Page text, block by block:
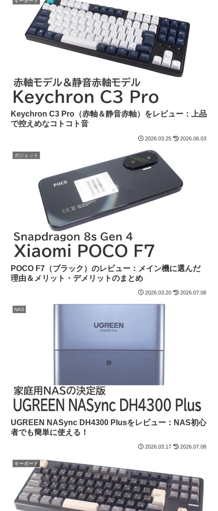
Keychron C3 Pro（赤軸＆静音赤軸）をレビュー：上品
で控えめなコトコト音
2026.03.25 2026.06.03
ガジェット
POCO F7（ブラック）のレビュー：メイン機に選んだ
理由＆メリット・デメリットのまとめ
2026.03.20 2026.07.08
NAS
UGREEN NASync DH4300 Plusをレビュー：NAS初心
者でも簡単に使える！
2026.03.17 2026.07.08
キーボード